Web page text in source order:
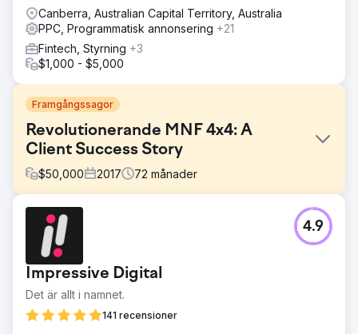
Canberra, Australian Capital Territory, Australia
PPC, Programmatisk annonsering +21
Fintech, Styrning +3
$1,000 - $5,000
Framgångssagor
Revolutionerande MNF 4x4: A
Client Success Story
$50,000 2017 72 månader
Utmaning
MNF 4x4, i Burleigh Heads, Australien, specialiserar sig
på 4x4 Ute-brickor och tillbehör. Deras föråldrade
webbplats saknade optimering och en digital
marknadsföringsstrategi innan VMA:s ingripande.
Lösning
Vår lösning för MNF var att bygga en ny e-
Impressive Digital
Det är allt i namnet.
141 recensioner
4.9